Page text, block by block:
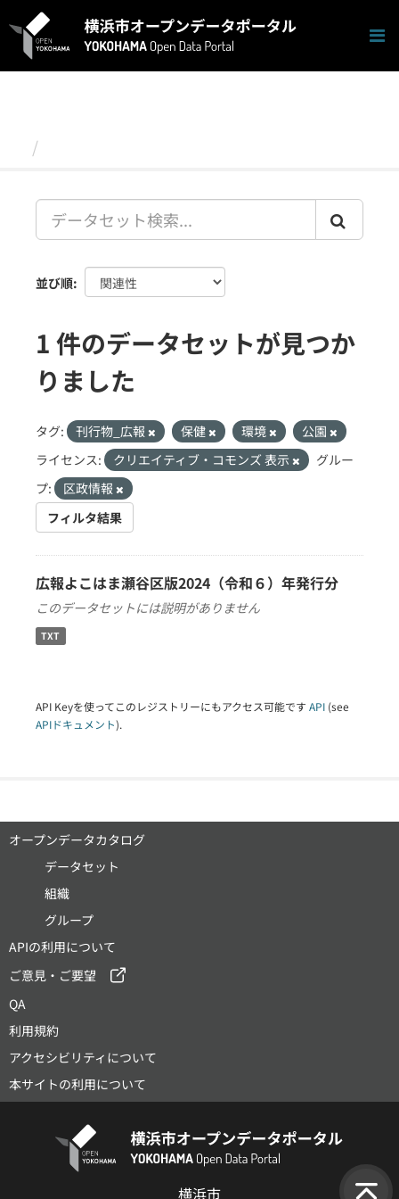
キ
並び順
1 件のデータセットが見つか
りました
タグ: 刊行物_広報 保健 環境
公園
ライセンス:
クリエイティブ・コモンズ 表示
グルー
プ:
区政情報
フィルタ結果
広報よこはま瀬谷区版2024（令和６）年発行分
このデータセットには説明がありません
TXT
API Keyを使ってこのレジストリーにもアクセス可能です API (see
APIドキュメント).
オープンデータカタログ
データセット
組織
グループ
APIの利用について
ご意見・ご要望
QA
利用規約
アクセシビリティについて
本サイトの利用について
横浜市